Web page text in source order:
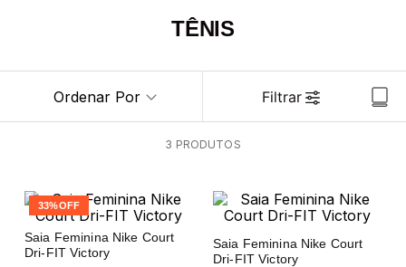
TÊNIS
Ordenar Por Filtrar
3 PRODUTOS
Saia Feminina Nike Court
Dri-FIT Victory
33%OFF
Saia Feminina Nike Court
Dri-FIT Victory